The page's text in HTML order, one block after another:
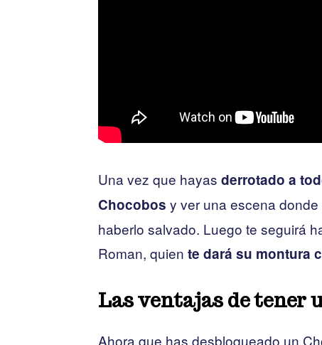
Una vez que hayas derrotado a
Chocobos y ver una escena
haberlo salvado. Luego te seguirá
Roman, quien te dará su montura
Las ventajas de tener
Ahora que has desbloqueado un